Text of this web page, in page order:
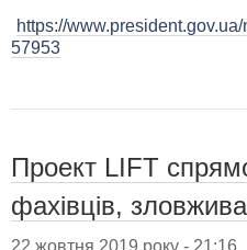
https://
57953
Проект LIFT
фахівців,
22 жовтня 2019 року - 21:16